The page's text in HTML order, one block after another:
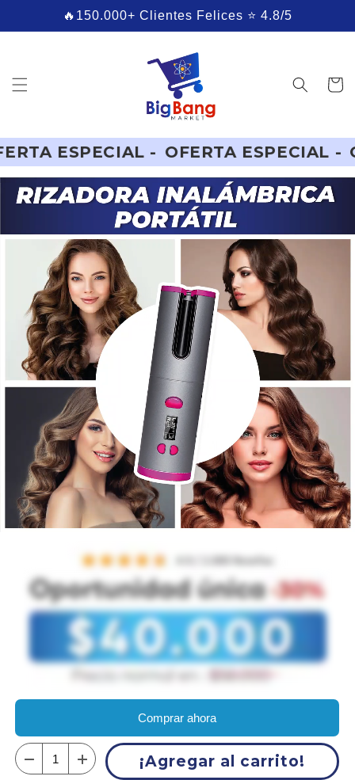
directamente
al contenido
🔥150.000+ Clientes Felices ⭐ 4.8/5
Carrito
- OFERTA ESPECIAL - OFERTA
Comprar ahora
¡Agregar al carrito!